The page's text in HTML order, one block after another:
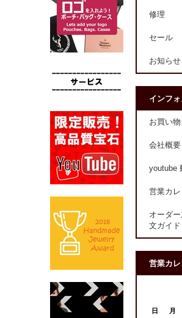
修理
セール
お知らせ
インフ
お買い
会社概要
youtube
営業カ
オーダ
文ガイド
営業カ
日 月